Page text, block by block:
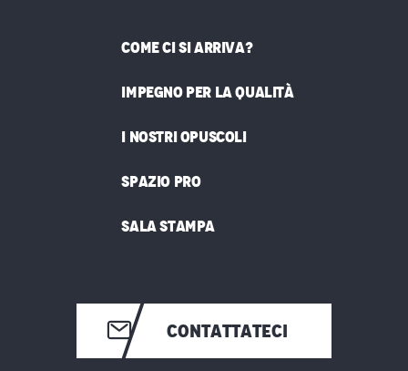
COME CI SI ARRIVA?
IMPEGNO PER LA QUALITÀ
I NOSTRI OPUSCOLI
SPAZIO PRO
SALA STAMPA
CONTATTATECI